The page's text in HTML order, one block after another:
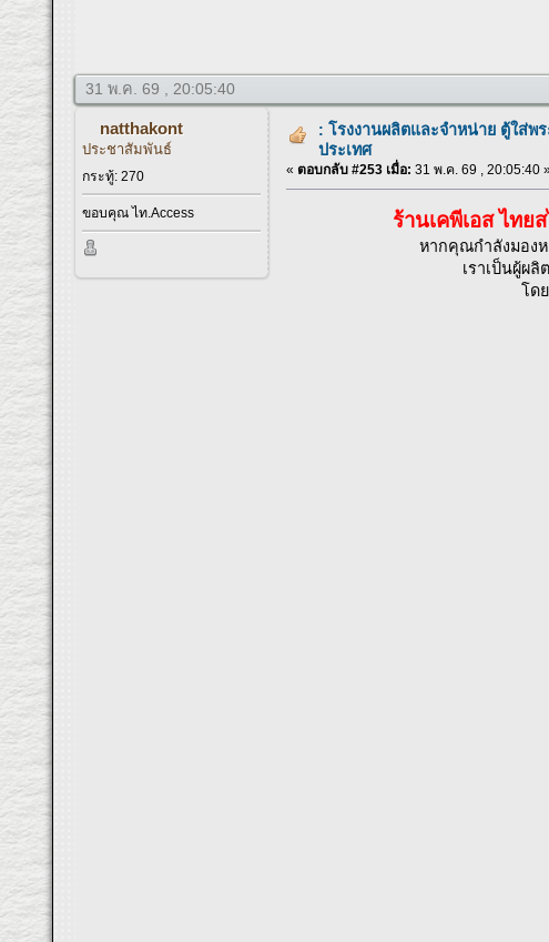
31 พ.ค. 69 , 20:05:40
natthakont
ประชาสัมพันธ์
กระทู้: 270
ขอบคุณ ไท.Access
: โรงงานผลิตและจำหน่าย ตู้ใส่พ
ประเทศ
« ตอบกลับ #253 เมื่อ: 31 พ.ค. 69 , 20:05:40
ร้านเคพีเอส ไท
หากคุณกำลังมองห
เราเป็นผู้ผ
โด